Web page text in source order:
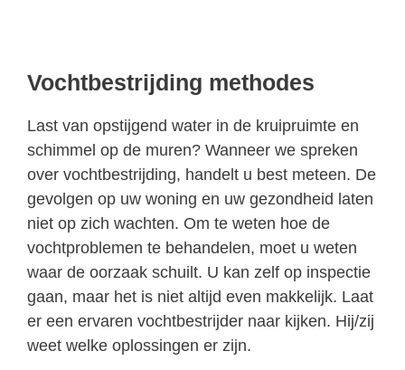
Vochtbestrijding methodes
Last van opstijgend water in de kruipruimte en
schimmel op de muren? Wanneer we spreken
over vochtbestrijding, handelt u best meteen. De
gevolgen op uw woning en uw gezondheid laten
niet op zich wachten. Om te weten hoe de
vochtproblemen te behandelen, moet u weten
waar de oorzaak schuilt. U kan zelf op inspectie
gaan, maar het is niet altijd even makkelijk. Laat
er een ervaren vochtbestrijder naar kijken. Hij/zij
weet welke oplossingen er zijn.